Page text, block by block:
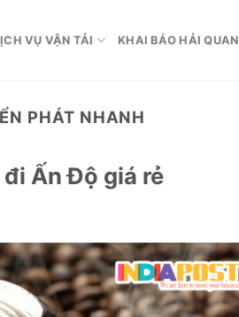
VỤ VẬN TẢI KHAI BÁO HẢI QUAN
PHÁT NHANH
Ấn Độ giá rẻ